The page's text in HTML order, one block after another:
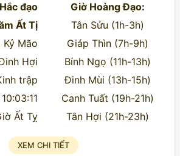
đạo
Ất Tị
Kỷ Mão
Hợi
trập
10:03:11
Ất Tỵ
Giờ Hoàng Đạo:
Tân Sửu (1h-3h)
Giáp Thìn (7h-9h)
Bính Ngọ (11h-13h)
Đinh Mùi (13h-15h)
Canh Tuất (19h-21h)
Tân Hợi (21h-23h)
XEM CHI TIẾT